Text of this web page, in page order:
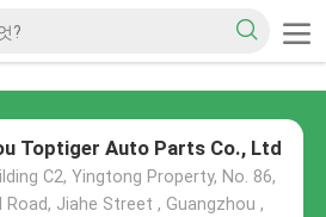
Toptiger Auto Parts Co., Ltd
C2, Yingtong Property, No. 86,
Road, Jiahe Street , Guangzhou ,